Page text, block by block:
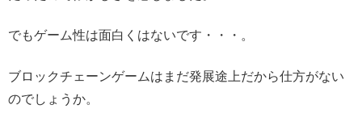
でもゲーム性は面白くはないです・・・。
ブロックチェーンゲームはまだ発展途上だから仕方がない
のでしょうか。